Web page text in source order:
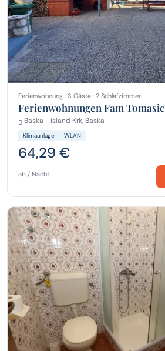
Ferienwohnung · 3 Gäste · 2 Schlafzimmer
Ferienwohnungen Fam Tomasic
Baska - island Krk, Baska
Klimaanlage WLAN
64,29 €
ab / Nacht